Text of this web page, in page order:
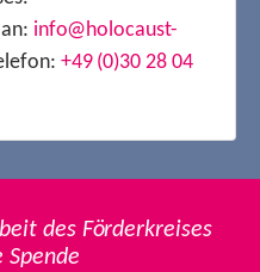
info@holocaust-
+49 (0)30 28 04
des Förderkreises
Spende